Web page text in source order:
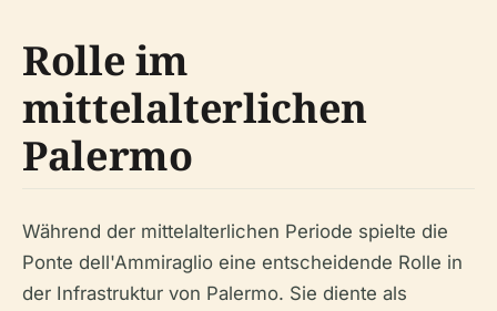
Rolle im
mittelalterlichen
Palermo
Während der mittelalterlichen Periode spielte die
Ponte dell'Ammiraglio eine entscheidende Rolle in
der Infrastruktur von Palermo. Sie diente als